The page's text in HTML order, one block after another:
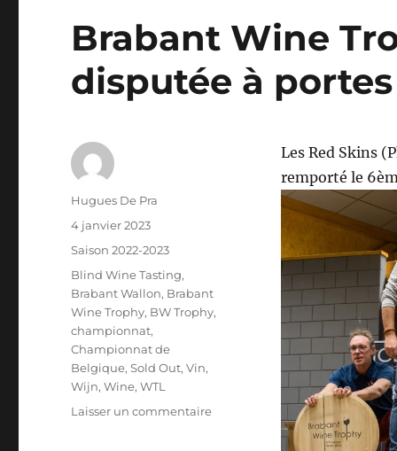
Brabant Wine
disputée à
Les Red Skins
remporté le
Auteur
Hugues De Pra
Publié
4 janvier 2023
Catégories
Saison 2022-2023
Étiquettes
Blind Wine Tasting,
Brabant Wallon, Brabant
Wine Trophy, BW Trophy,
championnat,
Championnat de
Belgique,Sold Out,Vin,
Wijn,Wine,WTL
Laisser un commentairesur